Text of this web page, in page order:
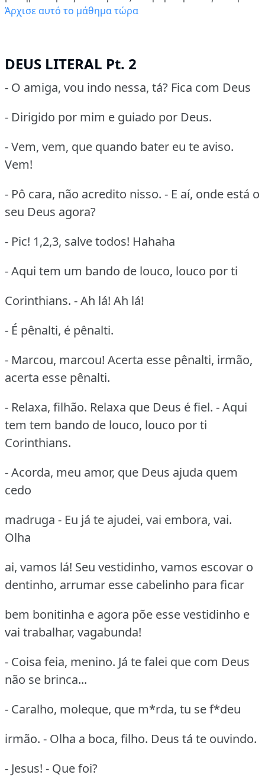
Άρχισε αυτό το μάθημα τώρα
DEUS LITERAL Pt. 2
- O amiga, vou indo nessa, tá? Fica com Deus
- Dirigido por mim e guiado por Deus.
- Vem, vem, que quando bater eu te aviso.
Vem!
- Pô cara, não acredito nisso. - E aí, onde está o
seu Deus agora?
- Pic! 1,2,3, salve todos! Hahaha
- Aqui tem um bando de louco, louco por ti
Corinthians. - Ah lá! Ah lá!
- É pênalti, é pênalti.
- Marcou, marcou! Acerta esse pênalti, irmão,
acerta esse pênalti.
- Relaxa, filhão. Relaxa que Deus é fiel. - Aqui
tem tem bando de louco, louco por ti
Corinthians.
- Acorda, meu amor, que Deus ajuda quem
cedo
madruga - Eu já te ajudei, vai embora, vai.
Olha
ai, vamos lá! Seu vestidinho, vamos escovar o
dentinho, arrumar esse cabelinho para ficar
bem bonitinha e agora põe esse vestidinho e
vai trabalhar, vagabunda!
- Coisa feia, menino. Já te falei que com Deus
não se brinca...
- Caralho, moleque, que m*rda, tu se f*deu
irmão. - Olha a boca, filho. Deus tá te ouvindo.
- Jesus! - Que foi?